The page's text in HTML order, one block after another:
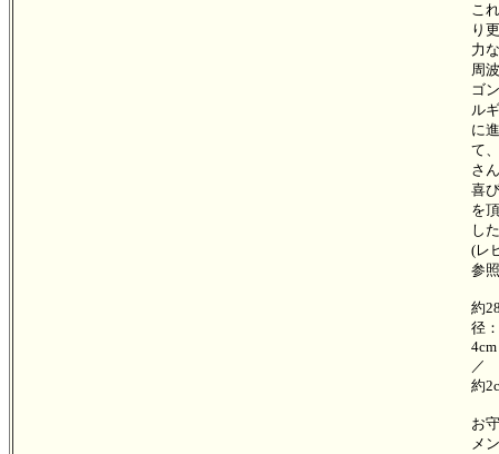
こ
り
力
周
ゴ
ル
に
て
さ
喜
を
し
(レ
参
約
径
／
約
お
メ